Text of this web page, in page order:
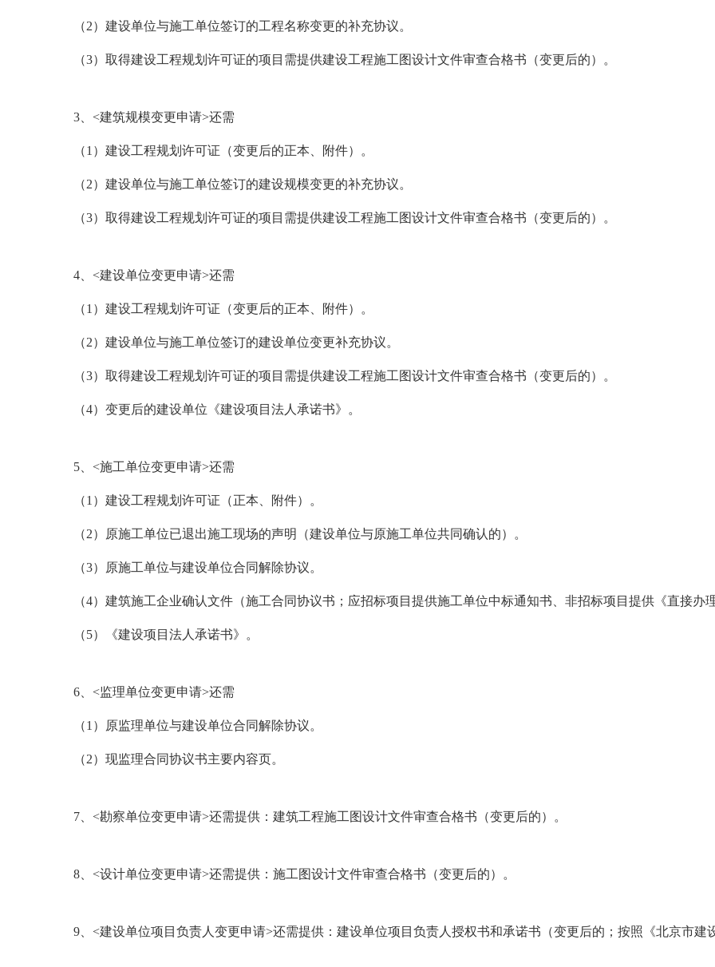
（2）建设单位与施工单位签订的工程名称变更的补充协议。
（3）取得建设工程规划许可证的项目需提供建设工程施工图设计文件审查合格书（变更后的）。
3 、<建筑规模变更申请>还需
（1）建设工程规划许可证（变更后的正本、附件）。
（2）建设单位与施工单位签订的建设规模变更的补充协议。
（3）取得建设工程规划许可证的项目需提供建设工程施工图设计文件审查合格书（变更后的）。
4 、<建设单位变更申请>还需
（1）建设工程规划许可证（变更后的正本、附件）。
（2）建设单位与施工单位签订的建设单位变更补充协议。
（3）取得建设工程规划许可证的项目需提供建设工程施工图设计文件审查合格书（变更后的）。
（4）变更后的建设单位《建设项目法人承诺书》。
5 、<施工单位变更申请>还需
（1）建设工程规划许可证（正本、附件）。
（2）原施工单位已退出施工现场的声明（建设单位与原施工单位共同确认的）。
（3）原施工单位与建设单位合同解除协议。
（4）建筑施工企业确认文件（施工合同协议书；应招标项目提供施工单位中标通知书、非招标项目提供《直接办
（5）《建设项目法人承诺书》。
6 、<监理单位变更申请>还需
（1）原监理单位与建设单位合同解除协议。
（2）现监理合同协议书主要内容页。
7 、<勘察单位变更申请>还需提供：建筑工程施工图设计文件审查合格书（变更后的）。
8 、<设计单位变更申请>还需提供：施工图设计文件审查合格书（变更后的）。
9 、<建设单位项目负责人变更申请>还需提供：建设单位项目负责人授权书和承诺书（变更后的；按照《北京市建